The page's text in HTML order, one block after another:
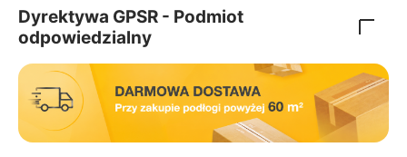
Dyrektywa GPSR - Podmiot
odpowiedzialny